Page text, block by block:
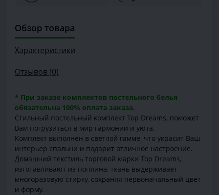
Обзор товара
Характеристики
Отзывов (0)
* При заказе комплектов постельного белья
обязательна 100% оплата заказа.
Стильный постельный комплект Top Dreams, поможет
Вам погрузиться в мир гармонии и уюта.
Комплект выполнен в светлой гамме, что украсит Ваш
интерьер спальни и подарит отличное настроение.
Домашний текстиль торговой марки Top Dreams,
изготавливают из поплина, ткань выдерживает
многоразовую стирку, сохраняя первоначальный цвет
и форму.